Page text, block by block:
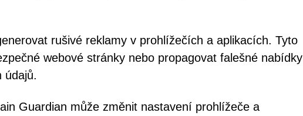
rušivé reklamy v prohlížečích a aplikacích. Tyto
webové stránky nebo propagovat falešné nabídky
údajů.
Guardian může změnit nastavení prohlížeče a